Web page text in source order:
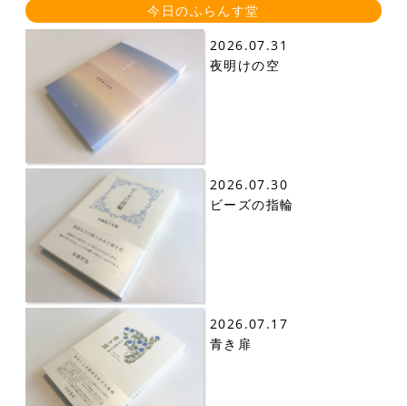
今日のふらんす堂
2026.07.31
夜明けの空
2026.07.30
ビーズの指輪
2026.07.17
青き扉